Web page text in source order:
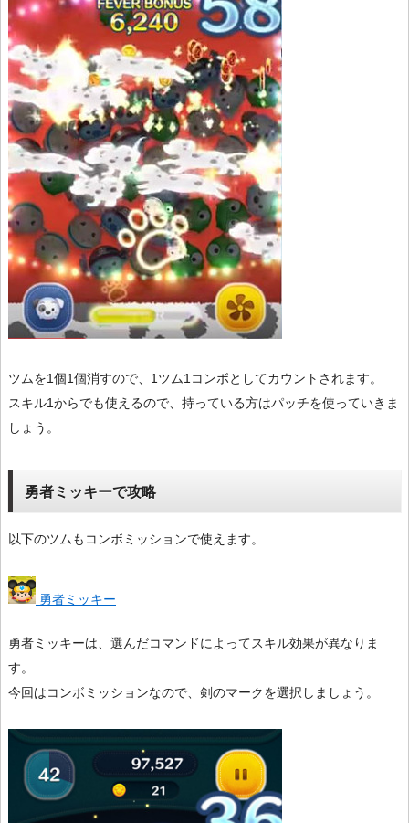
ツムを1個1個消すので、1ツム1コンボとしてカウントされます。
スキル1からでも使えるので、持っている方はパッチを使っていきま
しょう。
勇者ミッキーで攻略
以下のツムもコンボミッションで使えます。
勇者ミッキー
勇者ミッキーは、選んだコマンドによってスキル効果が異なりま
す。
今回はコンボミッションなので、剣のマークを選択しましょう。